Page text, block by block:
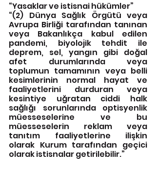
“Yasaklar ve istisnai hükümler”
“(2) Dünya Sağlık Örgütü veya
Avrupa Birliği tarafından tanınan
veya Bakanlıkça kabul edilen
pandemi, biyolojik tehdit ile
deprem, sel, yangın gibi doğal
afet durumlarında veya
toplumun tamamının veya belli
kesimlerinin normal hayat ve
faaliyetlerini durduran veya
kesintiye uğratan ciddi halk
sağlığı sorunlarında optisyenlik
müesseselerine ve bu
müesseselerin reklam veya
tanıtım faaliyetlerine ilişkin
olarak Kurum tarafından geçici
olarak istisnalar getirilebilir.”